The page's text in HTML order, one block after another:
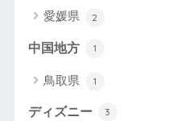
愛媛県 2
中国地方 1
鳥取県 1
ディズニー 3